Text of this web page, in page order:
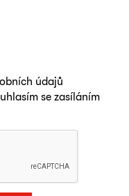
údajů
se zasíláním